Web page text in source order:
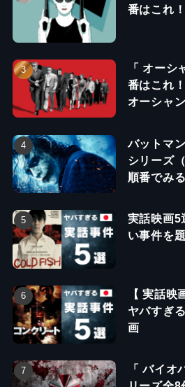
番はこれ
「 オーシ
番はこれ
オーシャ
バットマ
シリーズ
順番でみ
実話映画5
い事件を
【 実話映
ヤバすぎ
画
「 バイオ